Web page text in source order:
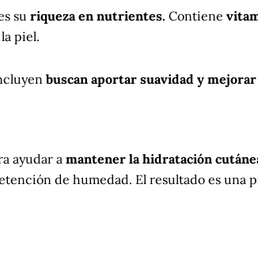
su riqueza en nutrientes. Contiene
piel.
buscan aportar suavidad y
ayudar a mantener la hidratación
de humedad. El resultado es una